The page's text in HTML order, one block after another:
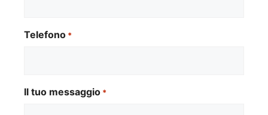
Telefono *
Il tuo messaggio *